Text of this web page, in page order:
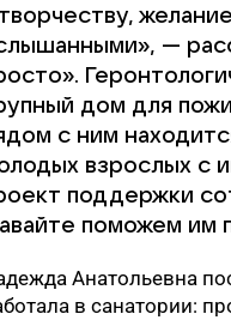
—
дом для
с ним
взрослых с
поддержки
поможем им
Анатольевна
в санатории: